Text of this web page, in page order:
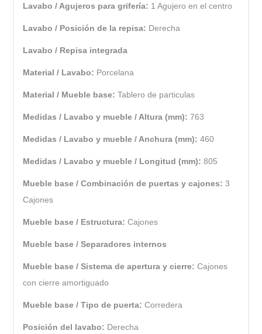
Lavabo / Agujeros para grifería: 1 Agujero en el centro
Lavabo / Posición de la repisa: Derecha
Lavabo / Repisa integrada
Material / Lavabo: Porcelana
Material / Mueble base:Tablero de particulas
Medidas / Lavabo y mueble / Altura (mm):763
Medidas / Lavabo y mueble / Anchura (mm):460
Medidas / Lavabo y mueble / Longitud (mm):805
Mueble base / Combinación de puertas y cajones:3
Cajones
Mueble base / Estructura:Cajones
Mueble base / Separadores internos
Mueble base / Sistema de apertura y cierre:Cajones
con cierre amortiguado
Mueble base / Tipo de puerta:Corredera
Posición del lavabo: Derecha